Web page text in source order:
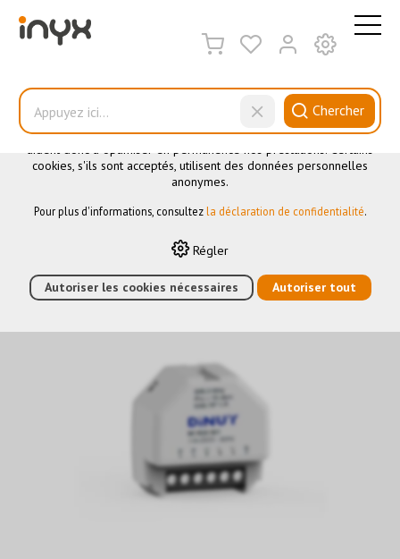
Chercher
Actionneurs
AUTOMATION DES BÂTIMENTS
UP 230V
CE SITE UTILISE DES COOKIES
Nous utilisons différents cookies sur notre site web : certains
sont nécessaires au bon fonctionnement du site, d'autres vous
permettent d'accéder à davantage de fonctionnalités et d'autres
encore nous aident à mieux comprendre les utilisateurs. Ils nous
aident donc à optimiser en permanence nos prestations. Certains
cookies, s'ils sont acceptés, utilisent des données personnelles
anonymes.
Pour plus d'informations, consultezla déclaration de confidentialité.
Régler
Autoriser les cookies nécessaires Autoriser tout